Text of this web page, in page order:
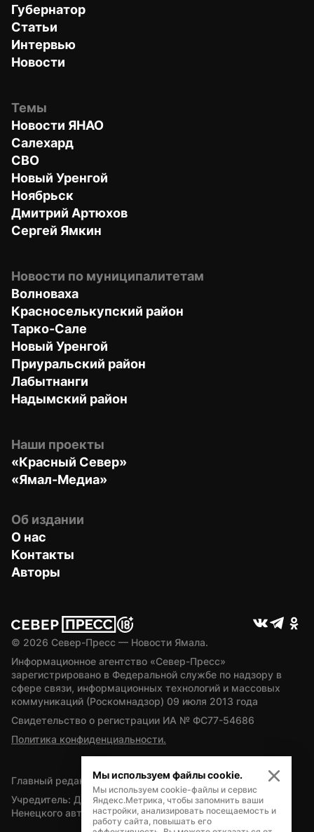
Губернатор
Статьи
Интервью
Новости
Темы
Новости ЯНАО
Салехард
СВО
Новый Уренгой
Ноябрьск
Дмитрий Артюхов
Сергей Ямкин
Новости по муниципалитетам
Волноваха
Красноселькупский район
Тарко-Сале
Новый Уренгой
Приуральский район
Лабытнанги
Надымский район
Наши проекты
«Красный Север»
«Ямал-Медиа»
Об издании
О нас
Контакты
Авторы
© 2026 Север-Пресс — Новости Ямала.
Информационное агентство «Север-Пресс»
зарегистрировано в Федеральной службе по надзору в
сфере связи, информационных технологий и массовых
коммуникаций (Роскомнадзор) 09 июля 2013 года
Свидетельство о регистрации ИА № ФС77-54686
Политика конфиденциальности.
Главный редактор — А.Л. Поздеев
Учредитель: Департамент внутренней политики Ямало-
Ненецкого автономного округа
Мы используем файлы cookie.
Мы используем cookie-файлы и сервис
Яндекс.Метрика, чтобы запомнить ваши
настройки, анализировать посещаемость и
работу сайта, повышать его